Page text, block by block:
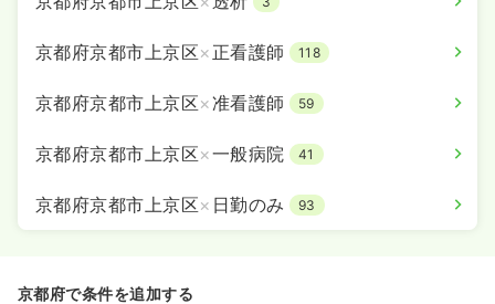
京都府京都市上京区× 正看護師 118
京都府京都市上京区×准看護師 59
京都府京都市上京区×一般病院 41
京都府京都市上京区× 日勤のみ 93
京都府で条件を追加する